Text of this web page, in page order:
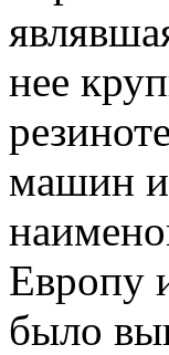
нее
машин и
Европу
было